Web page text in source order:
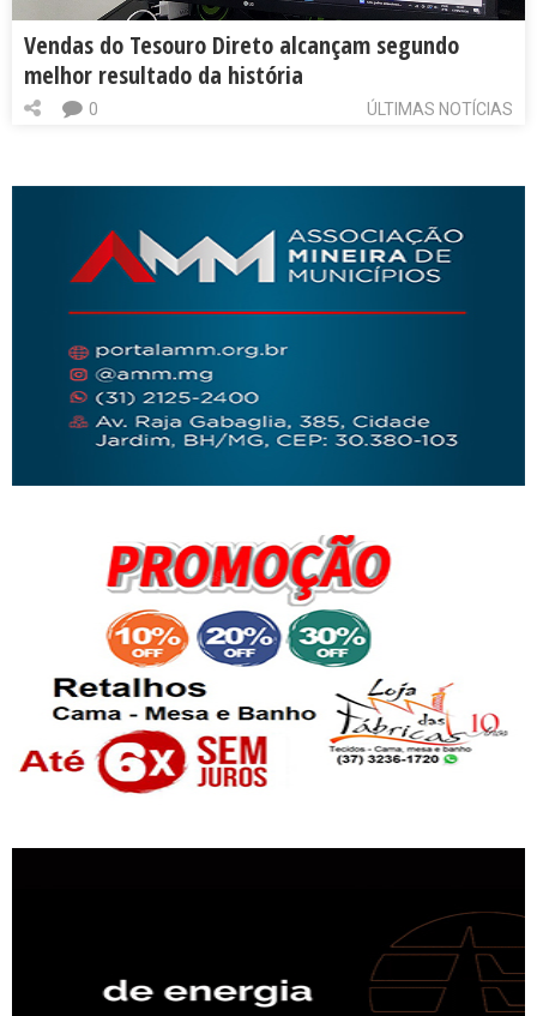
Vendas do Tesouro Direto alcançam segundo
melhor resultado da história
ÚLTIMAS NOTÍCIAS
0